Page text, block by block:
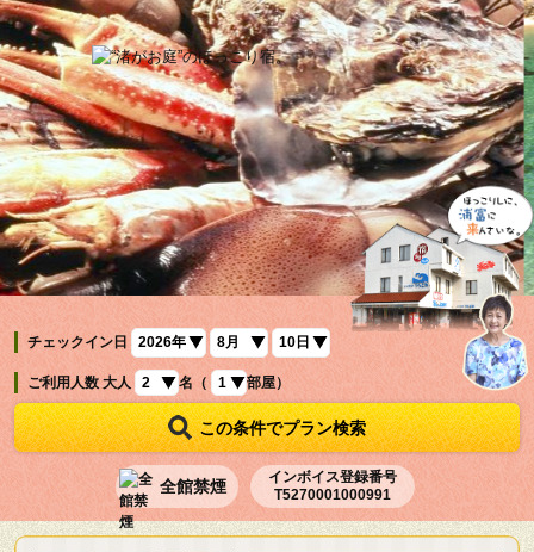
チェックイン日
ご利用人数 大人 名（ 部屋）
この条件でプラン検索
全館禁煙
インボイス登録番号
T5270001000991